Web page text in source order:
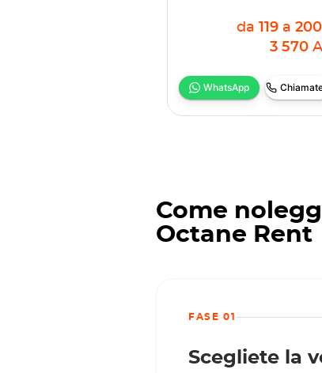
da 119 a 200
3 570
WhatsApp
Come
Octane Rent
FASE 01
Scegliete la